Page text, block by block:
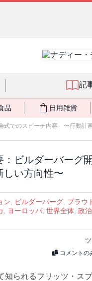
記
品 日用雑貨
式でのスピーチ内容 〜行動計
：ビルダーバーグ
い方向性〜
ン ビルダーバーグ, プラウ
ヨーロッパ, 世界全体, 政
コメントの
られるフリッツ・ス